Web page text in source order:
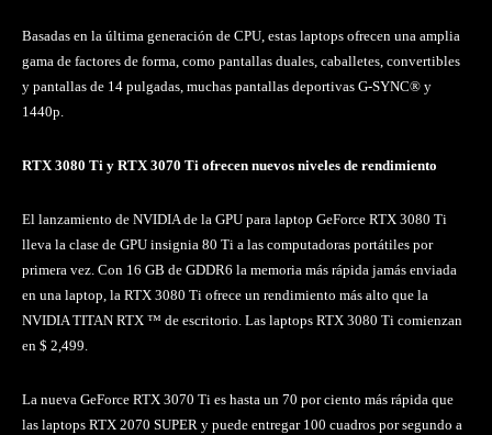
Basadas en la última generación de CPU, estas laptops ofrecen una amplia
gama de factores de forma, como pantallas duales, caballetes, convertibles
y pantallas de 14 pulgadas, muchas pantallas deportivas G-SYNC® y
1440p.
RTX 3080 Ti y RTX 3070 Ti ofrecen nuevos niveles de rendimiento
El lanzamiento de NVIDIA de la GPU para laptop GeForce RTX 3080 Ti
lleva la clase de GPU insignia 80 Ti a las computadoras portátiles por
primera vez. Con 16 GB de GDDR6 la memoria más rápida jamás enviada
en una laptop, la RTX 3080 Ti ofrece un rendimiento más alto que la
NVIDIA TITAN RTX ™ de escritorio. Las laptops RTX 3080 Ti comienzan
en $ 2,499.
La nueva GeForce RTX 3070 Ti es hasta un 70 por ciento más rápida que
las laptops RTX 2070 SUPER y puede entregar 100 cuadros por segundo a